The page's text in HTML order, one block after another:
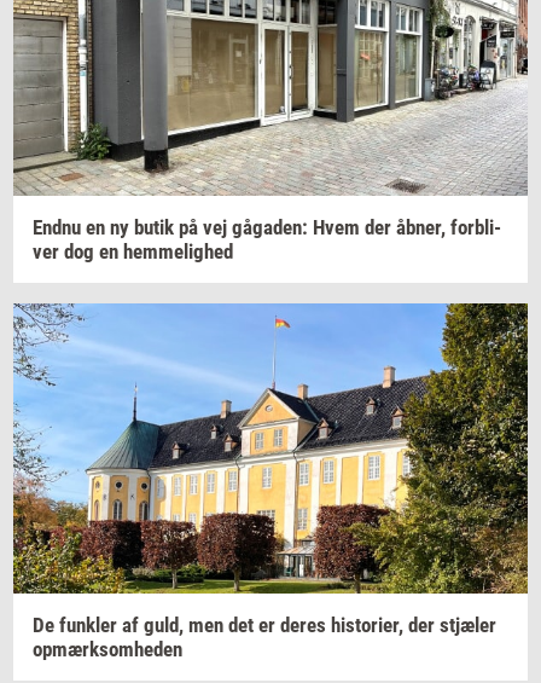
Endnu en ny butik på vej gå­ga­den: Hvem der åbner, for­bli­
ver dog en hem­me­lig­hed
De funk­ler af guld, men det er deres hi­sto­ri­er, der stjæ­ler
op­mærk­som­he­den